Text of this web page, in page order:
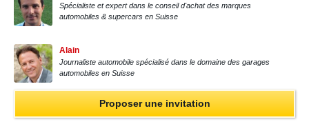
Spécialiste et expert dans le conseil d'achat des marques
automobiles & supercars en Suisse
Alain
Journaliste automobile spécialisé dans le domaine des garages
automobiles en Suisse
Proposer une invitation